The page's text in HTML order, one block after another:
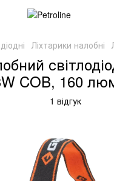
Ліхтарики налобні
COB, 160
1 відгук